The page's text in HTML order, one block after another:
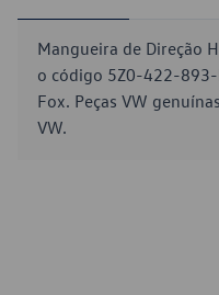
Mangueira de Direção
o código 5Z0-422-893-
Fox. Peças VW
VW.